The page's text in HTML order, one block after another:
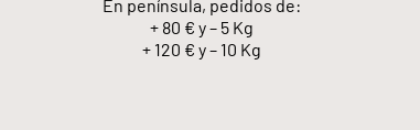
En península, pedidos de:
+ 80 € y – 5 Kg
+ 120 € y – 10 Kg